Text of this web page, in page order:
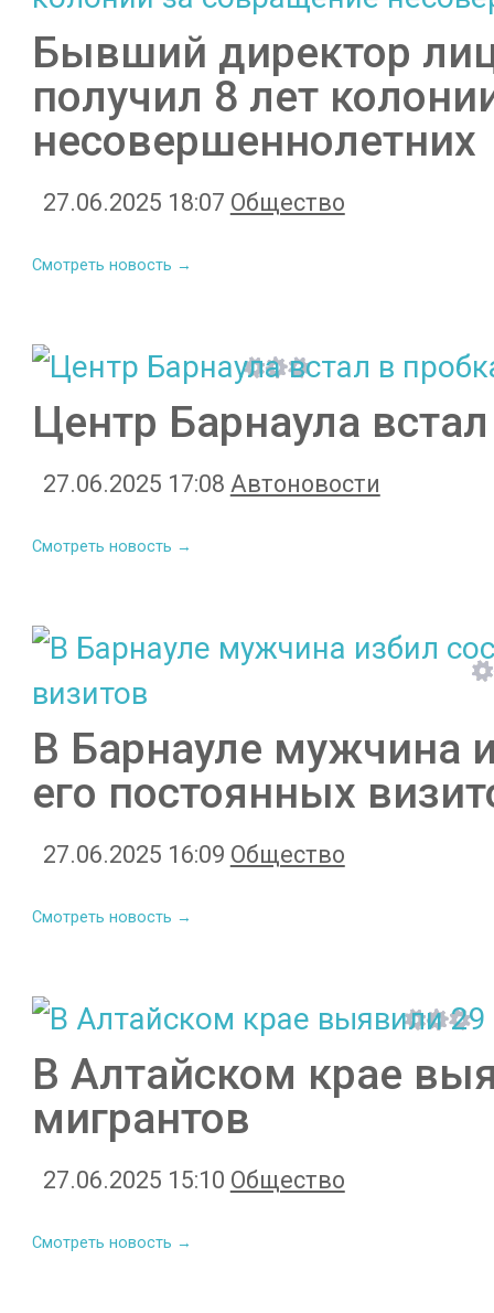
Бывший директор
получил 8 лет
несовершеннолетних
27.06.2025 18:07 Общество
Смотреть новость →
Центр Барнаула
27.06.2025 17:08 Автоновости
Смотреть новость →
В Барнауле мужчина
его постоянных
27.06.2025 16:09 Общество
Смотреть новость →
В Алтайском крае
мигрантов
27.06.2025 15:10 Общество
Смотреть новость →